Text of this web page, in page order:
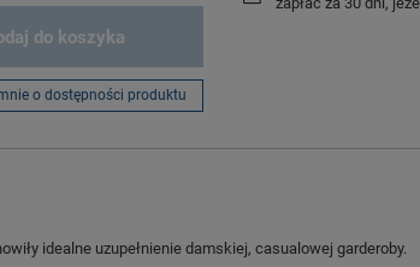
do koszyka
o dostępności produktu
idealne uzupełnienie damskiej, casualowej garderoby.